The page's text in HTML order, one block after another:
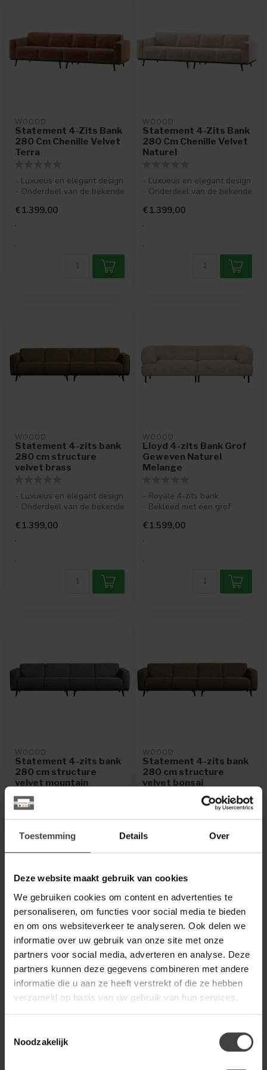
Toestemming Details Over
Deze website maakt gebruik van cookies
We gebruiken cookies om content en advertenties te
personaliseren, om functies voor social media te bieden
en om ons websiteverkeer te analyseren. Ook delen we
informatie over uw gebruik van onze site met onze
partners voor social media, adverteren en analyse. Deze
partners kunnen deze gegevens combineren met andere
informatie die u aan ze heeft verstrekt of die ze hebben
verzameld op basis van uw gebruik van hun services.
Noodzakelijk
WOOOD
Statement 4-Zits Bank
280 Cm Chenille Velvet
Terra
- Luxueus en elegant design
- Onderdeel van de bekende
- Bekle...
€1.399,00
.
.
WOOOD
Statement 4-Zits Bank
280 Cm Chenille Velvet
Naturel
- Luxueus en elegant design
- Onderdeel van de bekende
- Bekle...
€1.399,00
.
.
WOOOD
Statement 4-zits bank
280 cm structure
velvet brass
- Luxueus en elegant design
- Onderdeel van de bekende
- Bek...
€1.399,00
.
.
WOOOD
Lloyd 4-zits Bank Grof
Geweven Naturel
Melange
- Royale 4-zits bank
- Bekleed met een grof
polyester en 6% n...
€1.599,00
.
.
WOOOD
Statement 4-zits bank
280 cm structure
velvet mountain
- Luxueus en elegant design
- Onderdeel van de bekende
Statement-serie
- Bek...
€1.399,00
.
.
WOOOD
Statement 4-zits bank
280 cm structure
velvet bonsai
- Luxueus en elegant design
- Onderdeel van de bekende
Statement-serie
- Bek...
€1.399,00
.
.